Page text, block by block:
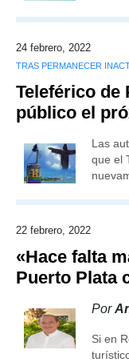
24 febrero, 2022
TRAS PERMANECER
Teleférico de
público el
Las
que el
22 febrero, 2022
«Hace falta
Puerto Plata
Por
Si en